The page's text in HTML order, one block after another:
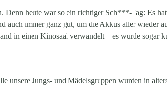
Denn heute war so ein richtiger Sch***-Tag: Es
auch immer ganz gut, um die Akkus aller wieder
in einen Kinosaal verwandelt – es wurde sogar
unsere Jungs- und Mädelsgruppen wurden in